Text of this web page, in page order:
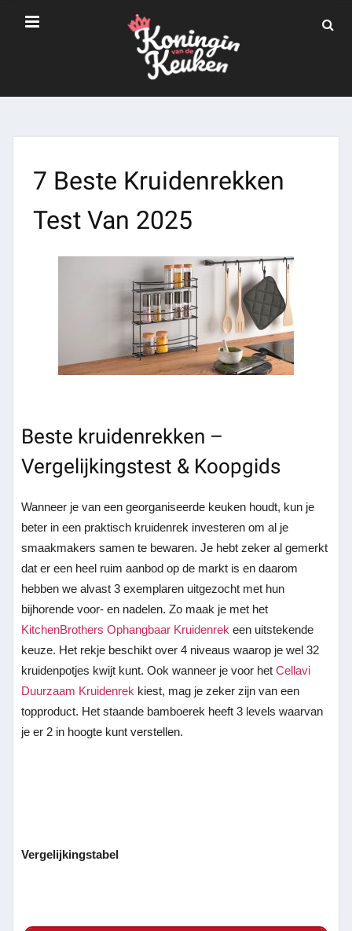
7 Beste Kruidenrekken
Test Van 2025
Beste kruidenrekken –
Vergelijkingstest & Koopgids
Wanneer je van een georganiseerde keuken houdt, kun je
beter in een praktisch kruidenrek investeren om al je
smaakmakers samen te bewaren. Je hebt zeker al gemerkt
dat er een heel ruim aanbod op de markt is en daarom
hebben we alvast 3 exemplaren uitgezocht met hun
bijhorende voor- en nadelen. Zo maak je met het
KitchenBrothers Ophangbaar Kruidenrek een uitstekende
keuze. Het rekje beschikt over 4 niveaus waarop je wel 32
kruidenpotjes kwijt kunt. Ook wanneer je voor hetCellavi
Duurzaam Kruidenrek kiest, mag je zeker zijn van een
topproduct. Het staande bamboerek heeft 3 levels waarvan
je er 2 in hoogte kunt verstellen.
Vergelijkingstabel